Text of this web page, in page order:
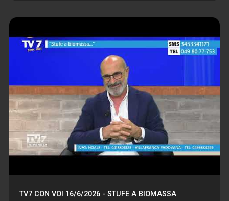
TV7 CON VOI 16/6/2026 - STUFE A BIOMASSA